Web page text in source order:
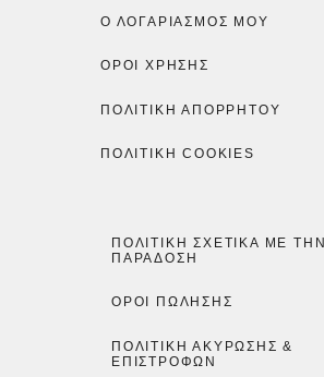
Ο ΛΟΓΑΡΙΑΣΜΌΣ ΜΟΥ
ΟΡΟΙ ΧΡΗΣΗΣ
ΠΟΛΙΤΙΚΉ ΑΠΟΡΡΉΤΟΥ
ΠΟΛΙΤΙΚΉ COOKIES
ΠΟΛΙΤΙΚΉ ΣΧΕΤΙΚΆ ΜΕ ΤΗΝ
ΠΑΡΆΔΟΣΗ
ΌΡΟΙ ΠΏΛΗΣΗΣ
ΠΟΛΙΤΙΚΉ ΑΚΎΡΩΣΗΣ &
ΕΠΙΣΤΡΟΦΏΝ